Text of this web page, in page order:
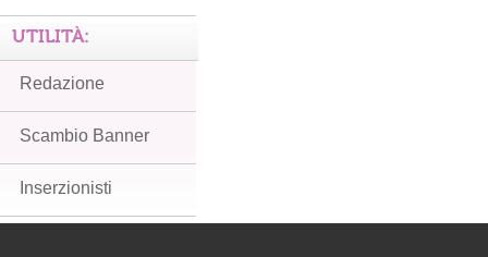
UTILITÀ:
Redazione
Scambio Banner
Inserzionisti